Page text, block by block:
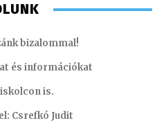
bizalommal!
és információkat
is.
Csrefkó Judit